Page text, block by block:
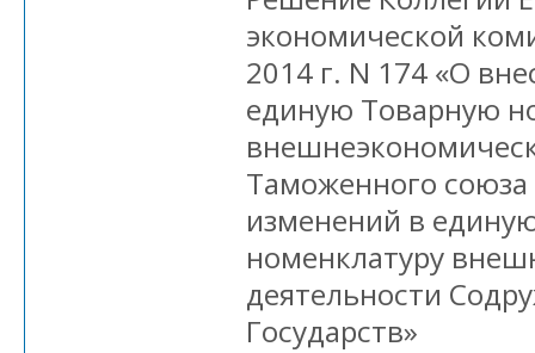
экономической
2014 г. N 174 «О
единую Товарную
Таможенного союза
изменений в
номенклатуру
деятельности
Государств»